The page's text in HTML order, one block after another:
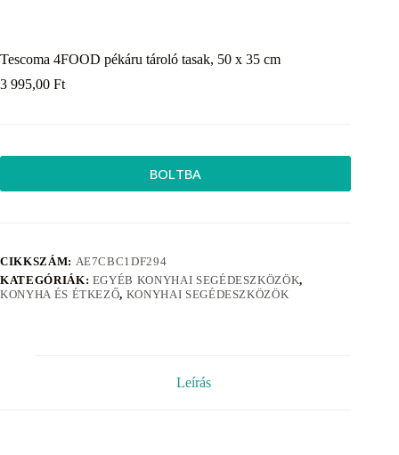
Tescoma 4FOOD pékáru tároló tasak, 50 x 35 cm
3 995,00 Ft
BOLTBA
CIKKSZÁM: AE7CBC1DF294
KATEGÓRIÁK: EGYÉB KONYHAI SEGÉDESZKÖZÖK,
KONYHA ÉS ÉTKEZŐ, KONYHAI SEGÉDESZKÖZÖK
Leírás